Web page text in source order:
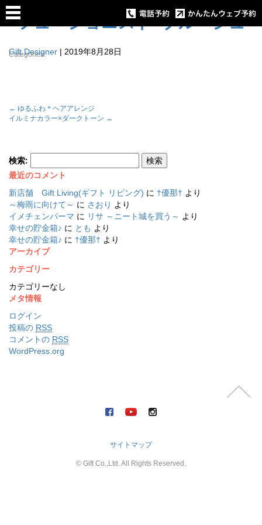
フュージョニスト×ブルージュ
Gift Designer | 2019年8月28日
Categories:
← ゆるふわ＊ヘアアレンジ
イルミナカラー×ダークトーン →
検索:
最近のコメント
新店舗 Gift Living(ギフト リビング) に †優那† より
～梅雨に向けて～ に さおり より
イメチェンパーマ に リサ ～ニート城を買う～ より
幸せの貯金箱♪ に とも より
幸せの貯金箱♪ に †優那† より
アーカイブ
カテゴリー
カテゴリーなし
メタ情報
ログイン
投稿の RSS
コメントの RSS
WordPress.org
サイトマップ
© Gift Co.,Ltd. All Rights Reserved.